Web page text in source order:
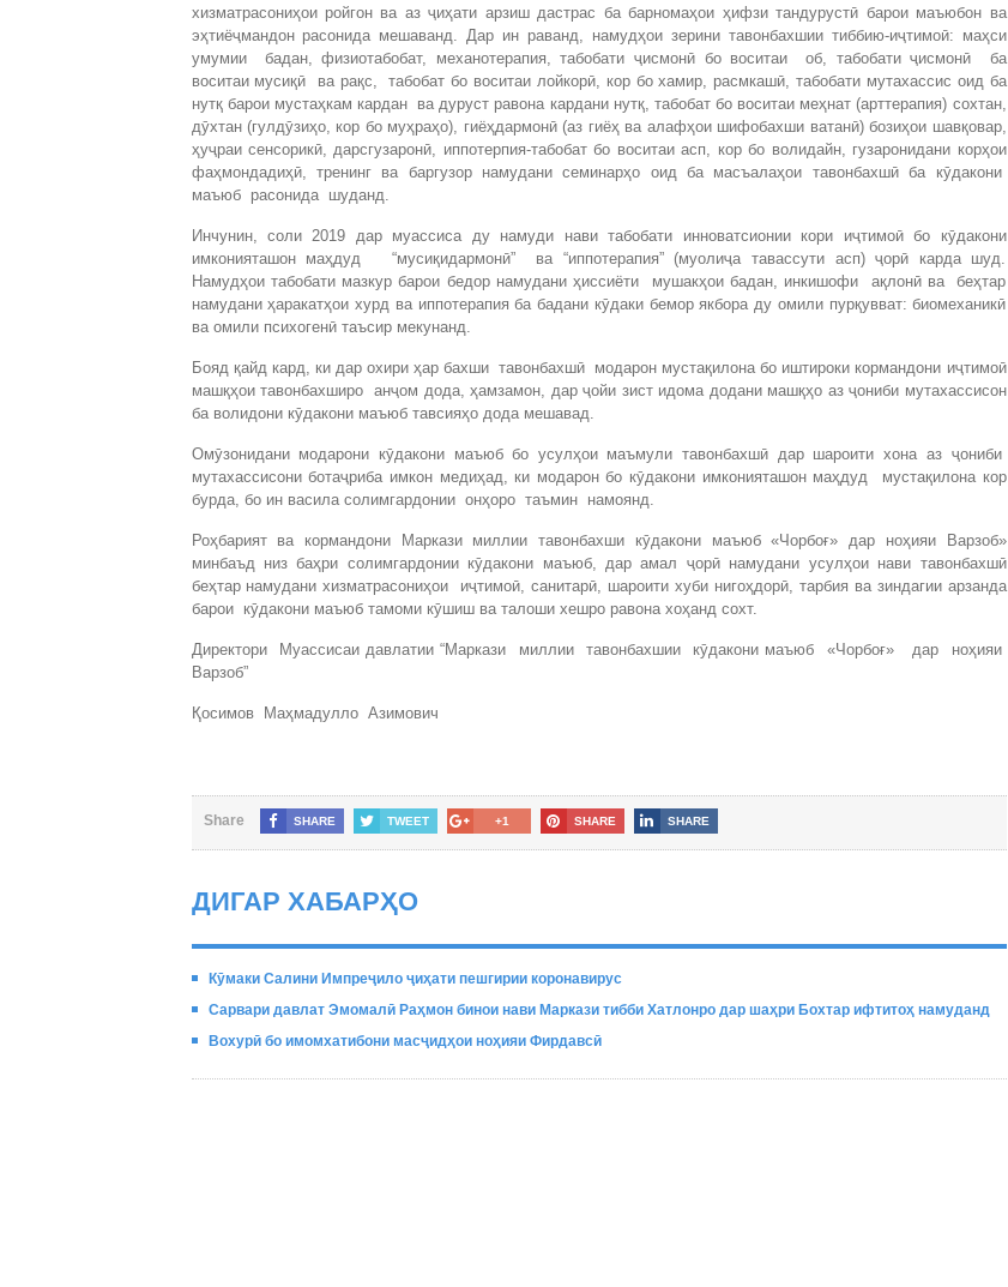
хизматрасониҳои ройгон ва аз ҷиҳати арзиш дастрас ба барномаҳои ҳифзи тандурустӣ барои маъюбон ва
эҳтиёҷмандон расонида мешаванд. Дар ин раванд, намудҳои зерини тавонбахшии тиббию-иҷтимоӣ: маҳси
умумии бадан, физиотабобат, механотерапия, табобати ҷисмонӣ бо воситаи об, табобати ҷисмонӣ ба
воситаи мусиқӣ ва рақс, табобат бо воситаи лойкорӣ, кор бо хамир, расмкашӣ, табобати мутахассис оид ба
нутқ барои мустаҳкам кардан ва дуруст равона кардани нутқ, табобат бо воситаи меҳнат (арттерапия) сохтан,
дӯхтан (гулдӯзиҳо, кор бо муҳраҳо), гиёҳдармонӣ (аз гиёҳ ва алафҳои шифобахши ватанӣ) бозиҳои шавқовар,
ҳуҷраи сенсорикӣ, дарсгузаронӣ, иппотерпия-табобат бо воситаи асп, кор бо волидайн, гузаронидани корҳои
фаҳмондадиҳӣ, тренинг ва баргузор намудани семинарҳо оид ба масъалаҳои тавонбахшӣ ба кӯдакони
маъюб расонида шуданд.
Инчунин, соли 2019 дар муассиса ду намуди нави табобати инноватсионии кори иҷтимоӣ бо кӯдакони
имконияташон маҳдуд “мусиқидармонӣ” ва “иппотерапия” (муолиҷа тавассути асп) ҷорӣ карда шуд.
Намудҳои табобати мазкур барои бедор намудани ҳиссиёти мушакҳои бадан, инкишофи ақлонӣ ва беҳтар
намудани ҳаракатҳои хурд ва иппотерапия ба бадани кӯдаки бемор якбора ду омили пурқувват: биомеханикӣ
ва омили психогенӣ таъсир мекунанд.
Бояд қайд кард, ки дар охири ҳар бахши тавонбахшӣ модарон мустақилона бо иштироки кормандони иҷтимоӣ
машқҳои тавонбахширо анҷом дода, ҳамзамон, дар ҷойи зист идома додани машқҳо аз ҷониби мутахассисон
ба волидони кӯдакони маъюб тавсияҳо дода мешавад.
Омӯзонидани модарони кӯдакони маъюб бо усулҳои маъмули тавонбахшӣ дар шароити хона аз ҷониби
мутахассисони ботаҷриба имкон медиҳад, ки модарон бо кӯдакони имконияташон маҳдуд мустақилона кор
бурда, бо ин васила солимгардонии онҳоро таъмин намоянд.
Роҳбарият ва кормандони Маркази миллии тавонбахши кӯдакони маъюб «Чорбоғ» дар ноҳияи Варзоб»
минбаъд низ баҳри солимгардонии кӯдакони маъюб, дар амал ҷорӣ намудани усулҳои нави тавонбахшӣ
беҳтар намудани хизматрасониҳои иҷтимоӣ, санитарӣ, шароити хуби нигоҳдорӣ, тарбия ва зиндагии арзанда
барои кӯдакони маъюб тамоми кӯшиш ва талоши хешро равона хоҳанд сохт.
Директори Муассисаи давлатии “Маркази миллии тавонбахшии кӯдакони маъюб «Чорбоғ» дар ноҳияи
Варзоб”
Қосимов Маҳмадулло Азимович
Share SHARE TWEET +1 SHARE SHARE
ДИГАР ХАБАРҲО
Кӯмаки Салини Импреҷило ҷиҳати пешгирии коронавирус
Сарвари давлат Эмомалӣ Раҳмон бинои нави Маркази тибби Хатлонро дар шаҳри Бохтар ифтитоҳ намуданд
Вохурӣ бо имомхатибони масҷидҳои ноҳияи Фирдавсӣ